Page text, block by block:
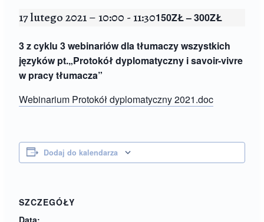
17 lutego 2021 – 10:00 -11:30150ZŁ – 300ZŁ
3 z cyklu 3 webinariów dla tłumaczy wszystkich
języków pt.„Protokół dyplomatyczny i savoir-vivre
w pracy tłumacza”
Webinarium Protokół dyplomatyczny 2021.doc
Dodaj do kalendarza
SZCZEGÓŁY
Data: